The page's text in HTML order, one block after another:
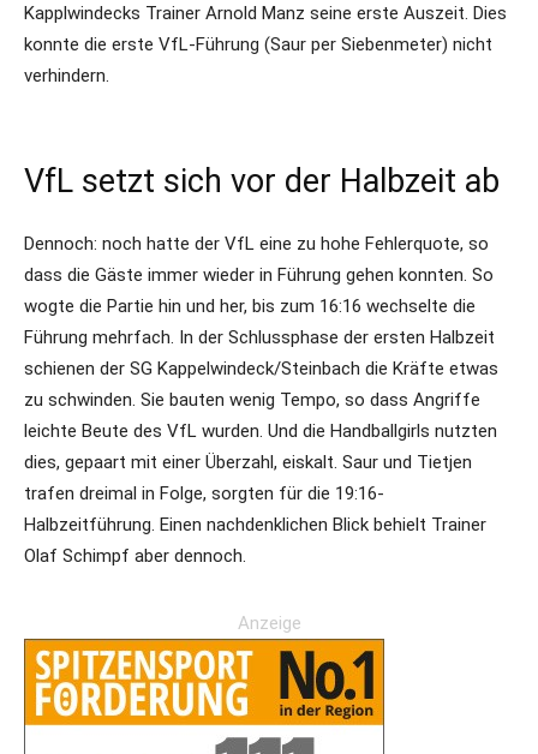
Kapplwindecks Trainer Arnold Manz seine erste Auszeit. Dies
konnte die erste VfL-Führung (Saur per Siebenmeter) nicht
verhindern.
VfL setzt sich vor der Halbzeit ab
Dennoch: noch hatte der VfL eine zu hohe Fehlerquote, so
dass die Gäste immer wieder in Führung gehen konnten. So
wogte die Partie hin und her, bis zum 16:16 wechselte die
Führung mehrfach. In der Schlussphase der ersten Halbzeit
schienen der SG Kappelwindeck/Steinbach die Kräfte etwas
zu schwinden. Sie bauten wenig Tempo, so dass Angriffe
leichte Beute des VfL wurden. Und die Handballgirls nutzten
dies, gepaart mit einer Überzahl, eiskalt. Saur und Tietjen
trafen dreimal in Folge, sorgten für die 19:16-
Halbzeitführung. Einen nachdenklichen Blick behielt Trainer
Olaf Schimpf aber dennoch.
Anzeige